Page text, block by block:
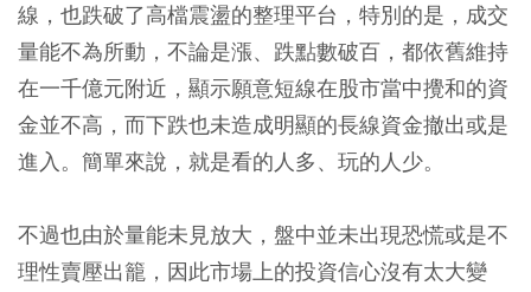
線，也跌破了高檔震盪的整理平台，特別的是，成交
量能不為所動，不論是漲、跌點數破百，都依舊維持
在一千億元附近，顯示願意短線在股市當中攪和的資
金並不高，而下跌也未造成明顯的長線資金撤出或是
進入。簡單來說，就是看的人多、玩的人少。
不過也由於量能未見放大，盤中並未出現恐慌或是不
理性賣壓出籠，因此市場上的投資信心沒有太大變